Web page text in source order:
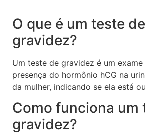
O que é um teste de
gravidez?
Um teste de gravidez é um
presença do hormônio hCG na
da mulher, indicando se ela está
Como funciona um
gravidez?